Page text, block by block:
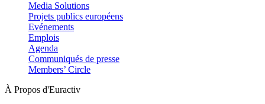
Media Solutions
Projets publics européens
Evénements
Emplois
Agenda
Communiqués de presse
Members’ Circle
À Propos d'Euractiv